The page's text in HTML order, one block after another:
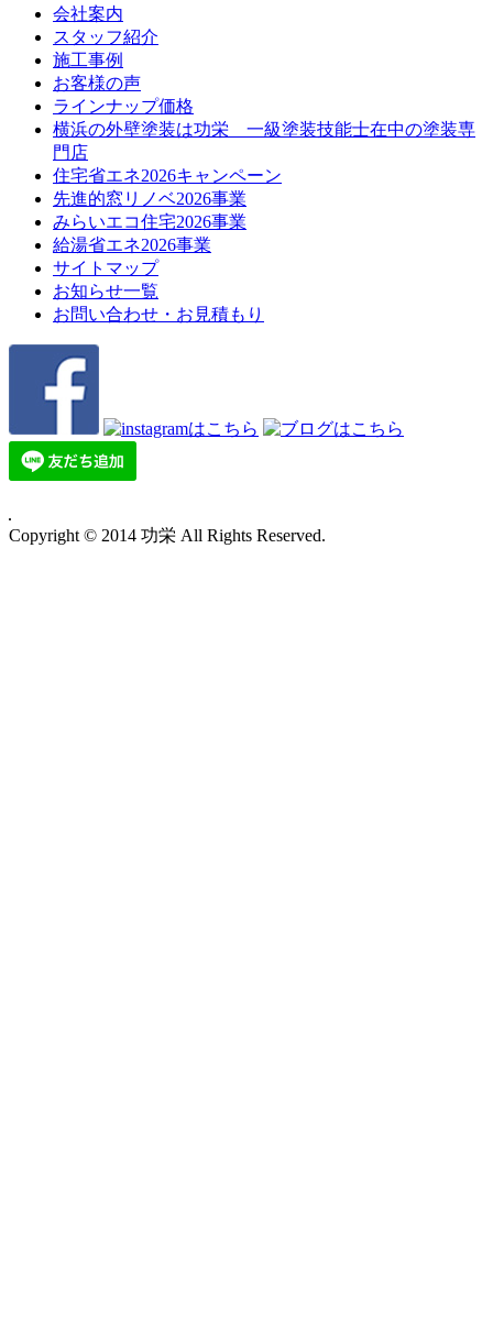
会社案内
スタッフ紹介
施工事例
お客様の声
ラインナップ価格
横浜の外壁塗装は功栄 一級塗装技能士在中の塗装専
門店
住宅省エネ2026キャンペーン
先進的窓リノベ2026事業
みらいエコ住宅2026事業
給湯省エネ2026事業
サイトマップ
お知らせ一覧
お問い合わせ・お見積もり
Copyright © 2014 功栄 All Rights Reserved.